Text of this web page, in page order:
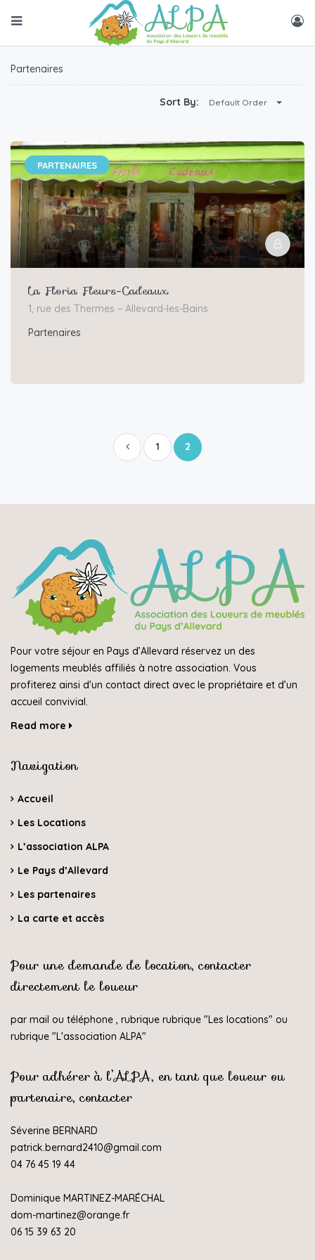
Partenaires
Sort By: Default Order
PARTENAIRES
La Floria Fleurs-Cadeaux
1, rue des Thermes – Allevard-les-Bains
Partenaires
1 2
Pour votre séjour en Pays d’Allevard réservez un des
logements meublés affiliés à notre association. Vous
profiterez ainsi d'un contact direct avec le propriétaire et d’un
accueil convivial.
Read more
Navigation
Accueil
Les Locations
L’association ALPA
Le Pays d’Allevard
Les partenaires
La carte et accès
Pour une demande de location, contacter
directement le loueur
par mail ou téléphone , rubrique rubrique "Les locations" ou
rubrique "L'association ALPA"
Pour adhérer à l’ALPA, en tant que loueur ou
partenaire, contacter
Séverine BERNARD
patrick.bernard2410@gmail.com
04 76 45 19 44
Dominique MARTINEZ-MARÉCHAL
dom-martinez@orange.fr
06 15 39 63 20